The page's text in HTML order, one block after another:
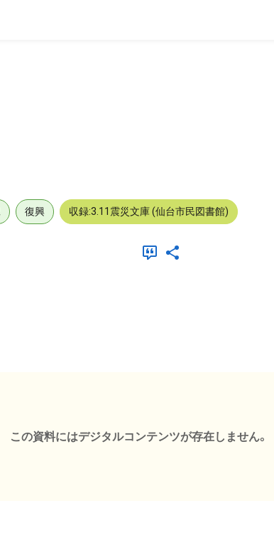
復興 収録:3.11震災文庫 (仙台市民図書館)
この資料にはデジタルコンテンツが存在しません。